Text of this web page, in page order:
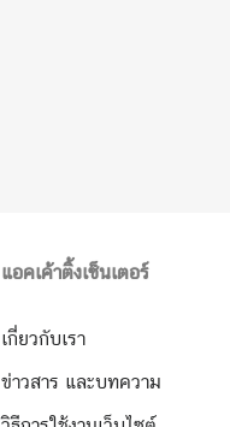
แอคเค้าติ้งเซ็นเตอร์
เกี่ยวกับเรา
ข่าวสาร และบทความ